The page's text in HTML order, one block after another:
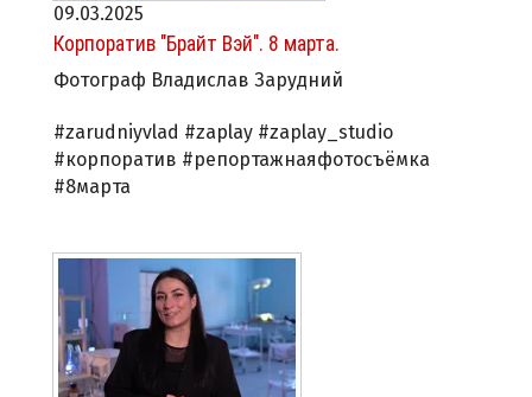
09.03.2025
Корпоратив "Брайт Вэй". 8 марта.
Фотограф Владислав Зарудний
#zarudniyvlad #zaplay #zaplay_studio
#корпоратив #репортажнаяфотосъёмка
#8марта